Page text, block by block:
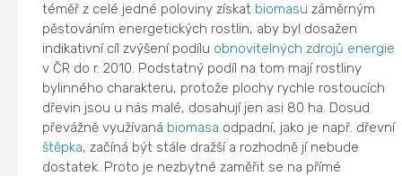
téměř z celé jedné poloviny získat biomasu záměrným
pěstováním energetických rostlin, aby byl dosažen
indikativní cíl zvýšení podílu obnovitelných zdrojů energie
v ČR do r. 2010. Podstatný podíl na tom mají rostliny
bylinného charakteru, protože plochy rychle rostoucích
dřevin jsou u nás malé, dosahují jen asi 80 ha. Dosud
převážně využívaná biomasa odpadní, jako je např. dřevní
štěpka, začíná být stále dražší a rozhodně jí nebude
dostatek. Proto je nezbytné zaměřit se na přímé